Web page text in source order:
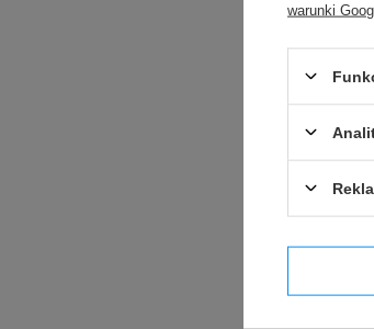
Produkt
warunki